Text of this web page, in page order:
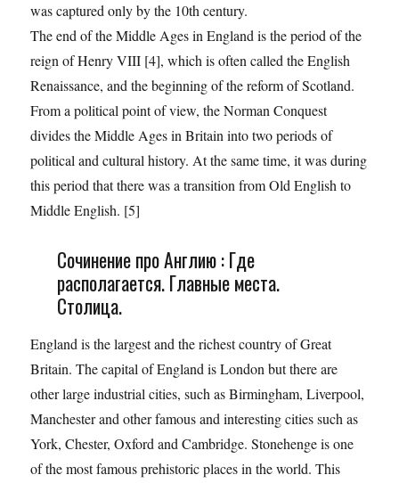
was captured only by the 10th century.
The end of the Middle Ages in England is the period of the
reign of Henry VIII [4], which is often called the English
Renaissance, and the beginning of the reform of Scotland.
From a political point of view, the Norman Conquest
divides the Middle Ages in Britain into two periods of
political and cultural history. At the same time, it was during
this period that there was a transition from Old English to
Middle English. [5]
Сочинение про Англию : Где
располагается. Главные места.
Столица.
England is the largest and the richest country of Great
Britain. The capital of England is London but there are
other large industrial cities, such as Birmingham, Liverpool,
Manchester and other famous and interesting cities such as
York, Chester, Oxford and Cambridge. Stonehenge is one
of the most famous prehistoric places in the world. This